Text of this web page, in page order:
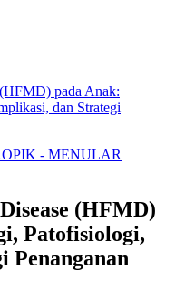
pada Anak:
dan Strategi
- MENULAR
(HFMD)
Patofisiologi,
Penanganan